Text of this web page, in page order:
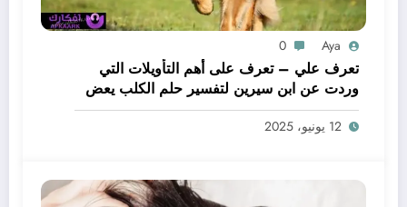
Aya
0
تعرف علي – تعرف على أهم التأويلات التي
وردت عن ابن سيرين لتفسير حلم الكلب يعض
يدي – بالتفصيل
12 يونيو، 2025